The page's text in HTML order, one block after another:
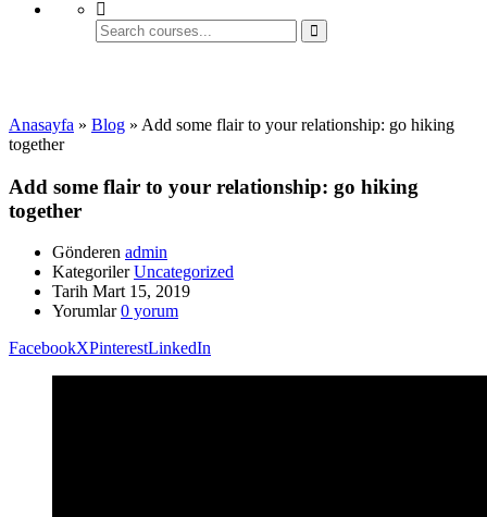
Anasayfa » Blog » Add some flair to your relationship: go hiking
together
Add some flair to your relationship: go hiking
together
Gönderen admin
Kategoriler Uncategorized
Tarih Mart 15, 2019
Yorumlar 0 yorum
FacebookXPinterestLinkedIn